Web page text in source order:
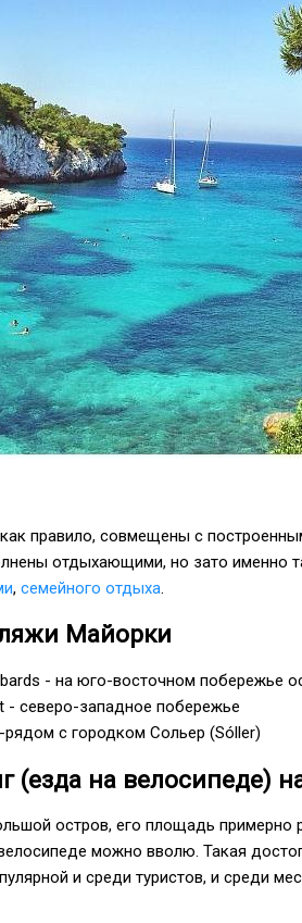
правило, совмещены с
отдыхающими, но зато именно
, семейного отдыха.
Майорки
- на юго-восточном побережье
- северо-западное побережье
рядом с городком Сольер (Sóller)
(езда на велосипеде)
остров, его площадь
можно вволю. Такая
и среди туристов, и среди